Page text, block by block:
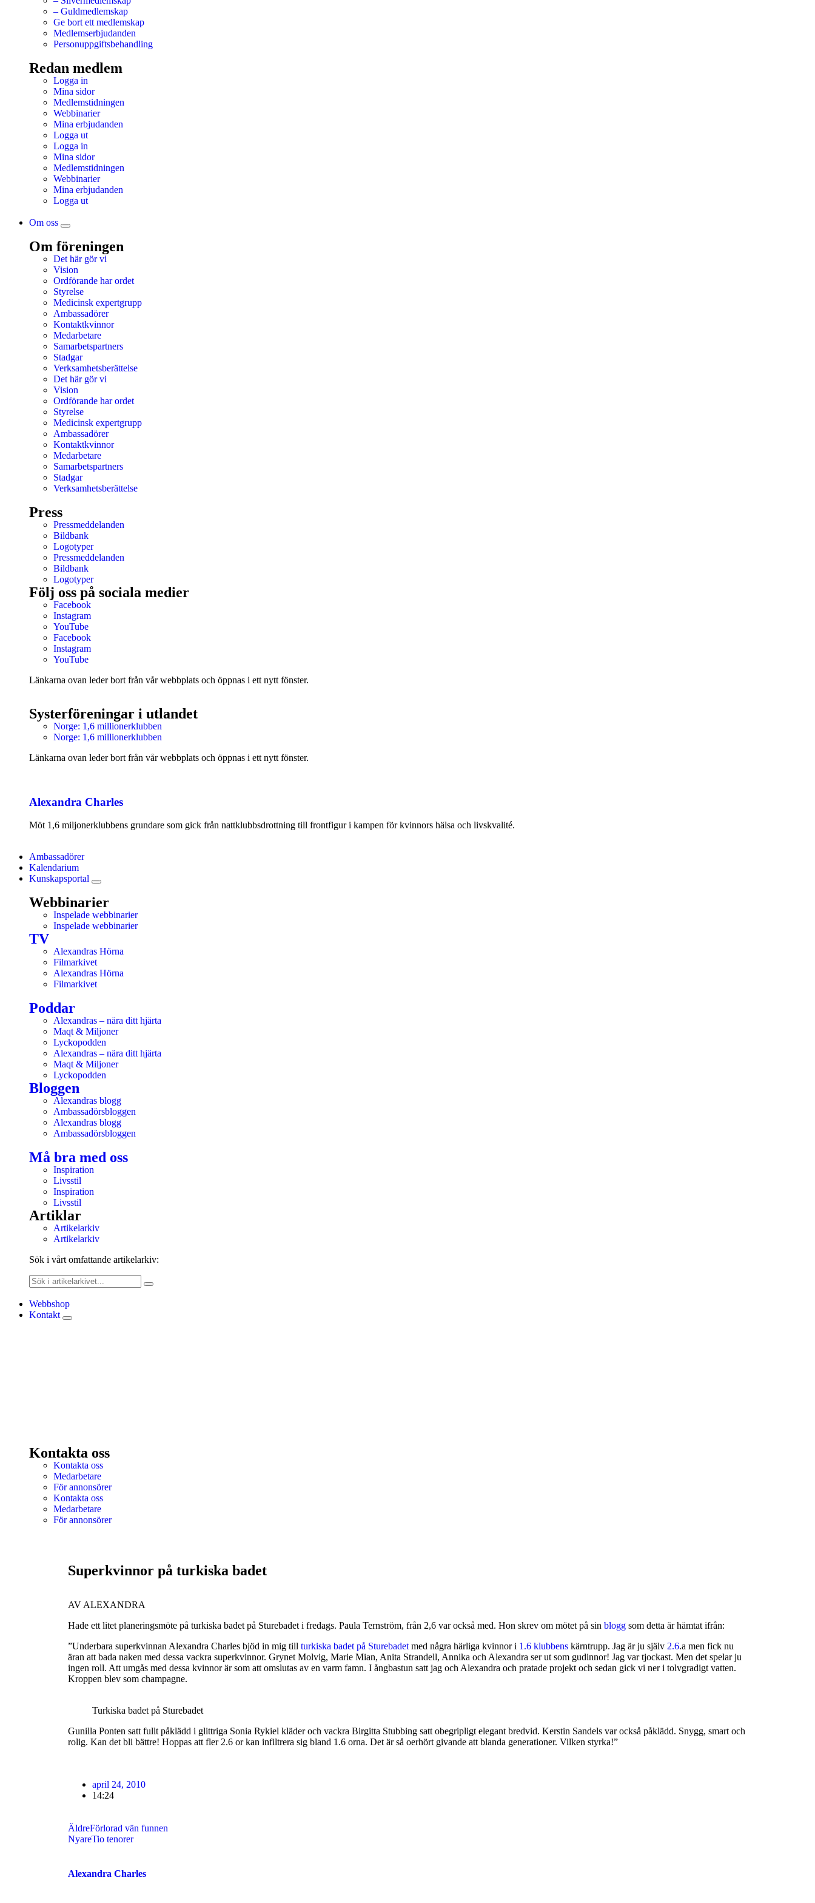
– Guldmedlemskap
Ge bort ett medlemskap
Medlemserbjudanden
Personuppgiftsbehandling
Redan medlem
Logga in
Mina sidor
Medlemstidningen
Webbinarier
Mina erbjudanden
Logga ut
Logga in
Mina sidor
Medlemstidningen
Webbinarier
Mina erbjudanden
Logga ut
Om oss
Om föreningen
Det här gör vi
Vision
Ordförande har ordet
Styrelse
Medicinsk expertgrupp
Ambassadörer
Kontaktkvinnor
Medarbetare
Samarbetspartners
Stadgar
Verksamhetsberättelse
Det här gör vi
Vision
Ordförande har ordet
Styrelse
Medicinsk expertgrupp
Ambassadörer
Kontaktkvinnor
Medarbetare
Samarbetspartners
Stadgar
Verksamhetsberättelse
Press
Pressmeddelanden
Bildbank
Logotyper
Pressmeddelanden
Bildbank
Logotyper
Följ oss på sociala medier
Facebook
Instagram
YouTube
Facebook
Instagram
YouTube
Länkarna ovan leder bort från vår webbplats och öppnas i ett nytt fönster.
Systerföreningar i utlandet
Norge: 1,6 millionerklubben
Norge: 1,6 millionerklubben
Länkarna ovan leder bort från vår webbplats och öppnas i ett nytt fönster.
Alexandra Charles
Möt 1,6 miljonerklubbens grundare som gick från nattklubbsdrottning till frontfigur i kampen för kvinnors hälsa och livskvalité.
Ambassadörer
Kalendarium
Kunskapsportal
Webbinarier
Inspelade webbinarier
Inspelade webbinarier
TV
Alexandras Hörna
Filmarkivet
Alexandras Hörna
Filmarkivet
Poddar
Alexandras – nära ditt hjärta
Maqt & Miljoner
Lyckopodden
Alexandras – nära ditt hjärta
Maqt & Miljoner
Lyckopodden
Bloggen
Alexandras blogg
Ambassadörsbloggen
Alexandras blogg
Ambassadörsbloggen
Må bra med oss
Inspiration
Livsstil
Inspiration
Livsstil
Artiklar
Artikelarkiv
Artikelarkiv
Sök i vårt omfattande artikelarkiv:
Webbshop
Kontakt
Kontakta oss
Kontakta oss
Medarbetare
För annonsörer
Kontakta oss
Medarbetare
För annonsörer
Superkvinnor på turkiska badet
AV ALEXANDRA
Hade ett litet planeringsmöte på turkiska badet på Sturebadet i fredags. Paula Ternström, från 2,6 var också med. Hon skrev om mötet på sin blogg som detta är hämtat ifrån:
”Underbara superkvinnan Alexandra Charles bjöd in mig till turkiska badet på Sturebadetmed några härliga kvinnor i 1.6 klubbens kärntrupp. Jag är ju själv 2.6.a men fick nu
äran att bada naken med dessa vackra superkvinnor. Grynet Molvig, Marie Mian, Anita Strandell, Annika och Alexandra ser ut som gudinnor! Jag var tjockast. Men det spelar ju
ingen roll. Att umgås med dessa kvinnor är som att omslutas av en varm famn. I ångbastun satt jag och Alexandra och pratade projekt och sedan gick vi ner i tolvgradigt vatten.
Kroppen blev som champagne.
Turkiska badet på Sturebadet
Gunilla Ponten satt fullt påklädd i glittriga Sonia Rykiel kläder och vackra Birgitta Stubbing satt obegripligt elegant bredvid. Kerstin Sandels var också påklädd. Snygg, smart och
rolig. Kan det bli bättre! Hoppas att fler 2.6 or kan infiltrera sig bland 1.6 orna. Det är så oerhört givande att blanda generationer. Vilken styrka!”
april 24, 2010
14:24
ÄldreFörlorad vän funnen
NyareTio tenorer
Alexandra Charles